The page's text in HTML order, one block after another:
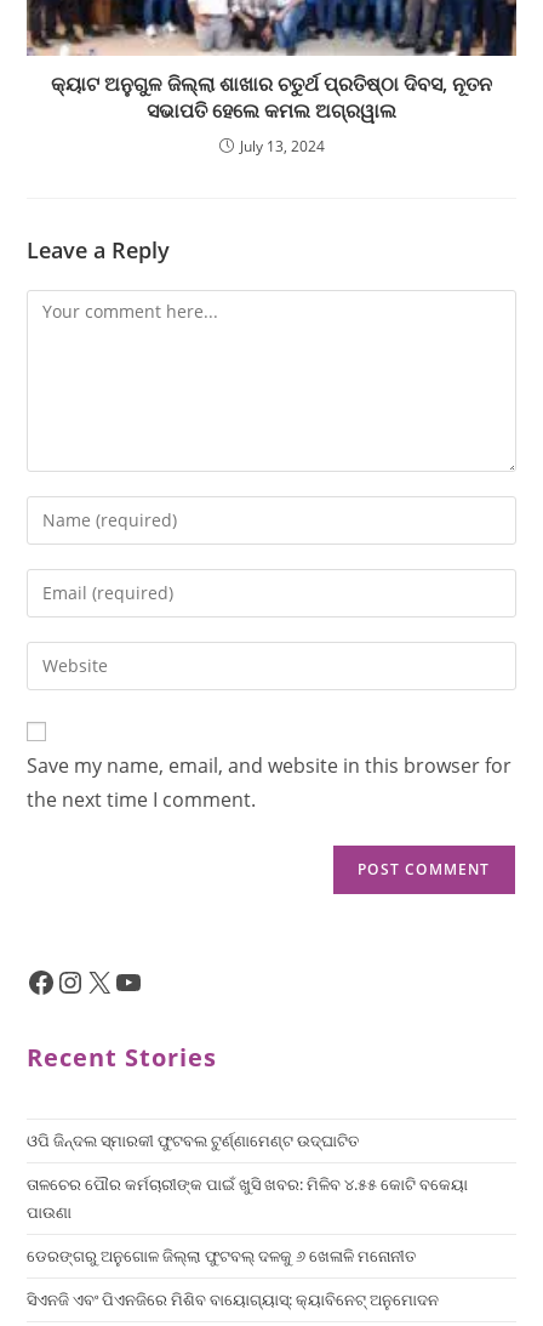
କ୍ୟାଟ ଅନୁଗୁଳ ଜିଲ୍ଲା ଶାଖାର ଚତୁର୍ଥ ପ୍ରତିଷ୍ଠା ଦିବସ, ନୂତନ
ସଭାପତି ହେଲେ କମଲ ଅଗ୍ରୱାଲ
July 13, 2024
Leave a Reply
Save my name, email, and website in this browser for
the next time I comment.
Recent Stories
ଓପି ଜିନ୍ଦଲ ସ୍ମାରକୀ ଫୁଟବଲ ଟୁର୍ଣ୍ଣାମେଣ୍ଟ ଉଦ୍ଘାଟିତ
ତାଳଚେର ପୌର କର୍ମଚାରୀଙ୍କ ପାଇଁ ଖୁସି ଖବର: ମିଳିବ ୪.୫୫ କୋଟି ବକେୟା
ପାଉଣା
ଡେରଙ୍ଗରୁ ଅନୁଗୋଳ ଜିଲ୍ଲା ଫୁଟବଲ୍ ଦଳକୁ ୬ ଖେଳାଳି ମନୋନୀତ
ସିଏନଜି ଏବଂ ପିଏନଜିରେ ମିଶିବ ବାୟୋଗ୍ୟାସ୍: କ୍ୟାବିନେଟ୍ ଅନୁମୋଦନ